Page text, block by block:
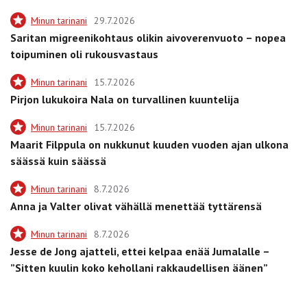
Minun tarinani 29.7.2026
Saritan migreenikohtaus olikin aivoverenvuoto – nopea
toipuminen oli rukousvastaus
Minun tarinani 15.7.2026
Pirjon lukukoira Nala on turvallinen kuuntelija
Minun tarinani 15.7.2026
Maarit Filppula on nukkunut kuuden vuoden ajan ulkona
säässä kuin säässä
Minun tarinani 8.7.2026
Anna ja Valter olivat vähällä menettää tyttärensä
Minun tarinani 8.7.2026
Jesse de Jong ajatteli, ettei kelpaa enää Jumalalle –
”Sitten kuulin koko kehollani rakkaudellisen äänen”